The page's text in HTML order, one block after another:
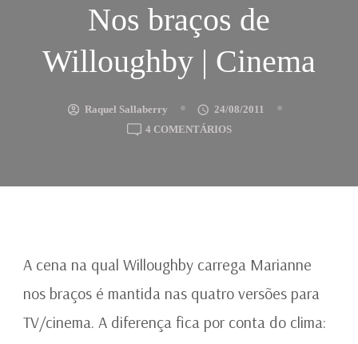
Nos braços de
Willoughby | Cinema
Raquel Sallaberry
24/08/2011
4 COMENTÁRIOSEM
DE
A cena na qual Willoughby carrega Marianne
nos braços é mantida nas quatro versões para
TV/cinema. A diferença fica por conta do clima: